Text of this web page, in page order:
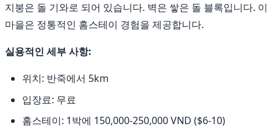
지붕은 돌 기와로 되어 있습니다. 벽은 쌓은 돌 블록입니다. 이
마을은 정통적인 홈스테이 경험을 제공합니다.
실용적인 세부 사항:
위치: 반죽에서 5km
입장료: 무료
홈스테이: 1박에 150,000-250,000 VND ($6-10)